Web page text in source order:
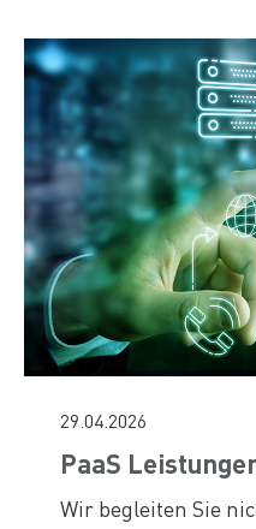
29.04.2026
PaaS
Wir begleiten Sie